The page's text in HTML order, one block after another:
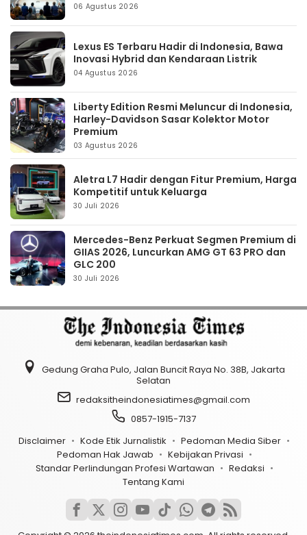
06 Agustus 2026
Lexus ES Terbaru Hadir di Indonesia, Bawa
Inovasi Hybrid dan Kendaraan Listrik
04 Agustus 2026
Liberty Edition Resmi Meluncur di Indonesia,
Harley-Davidson Sasar Kolektor Motor
Premium
03 Agustus 2026
Aletra L7 Hadir dengan Fitur Premium, Harga
Kompetitif untuk Keluarga
30 Juli 2026
Mercedes-Benz Perkuat Segmen Premium di
GIIAS 2026, Luncurkan AMG GT 63 PRO dan
GLC 200
30 Juli 2026
Gedung Graha Pulo, Jalan Buncit Raya No. 38B, Jakarta
Selatan
redaksitheindonesiatimes@gmail.com
0857-1915-7137
Disclaimer
Kode Etik Jurnalistik
Pedoman Media Siber
Pedoman Hak Jawab
Kebijakan Privasi
Standar Perlindungan Profesi Wartawan
Redaksi
Tentang Kami